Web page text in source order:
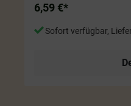
6,59 €*
Sofort verfügbar,